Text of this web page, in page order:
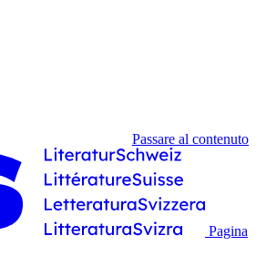
Passare al contenuto
Pagina